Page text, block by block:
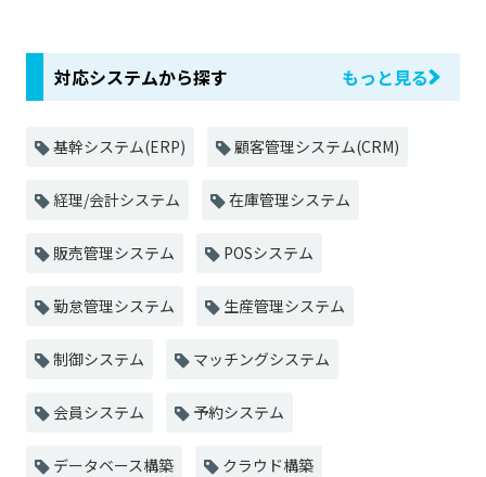
対応システムから探す もっと見る
基幹システム(ERP) 顧客管理システム(CRM)
経理/会計システム 在庫管理システム
販売管理システム POSシステム
勤怠管理システム 生産管理システム
制御システム マッチングシステム
会員システム 予約システム
データベース構築 クラウド構築